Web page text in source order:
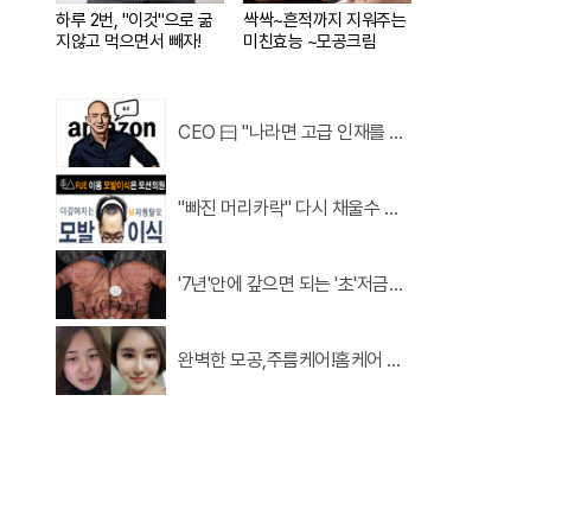
하루 2번, "이것"으로 굶
지않고 먹으면서 빼자!
싹싹~흔적까지 지워주는
미친효능 ~모공크림
CEO 曰 "나라면 고급 인재를 배
"빠진 머리카락" 다시 채울수 있
'7년'안에 갚으면 되는 '초'저금리
완벽한 모공,주름케어!홈케어 ~